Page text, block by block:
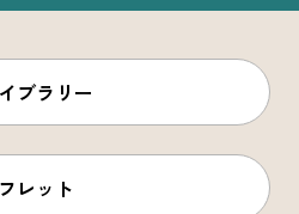
ブラリー
レット